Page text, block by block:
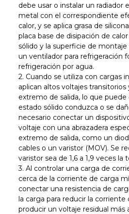
debe usar o instalar un radiador
metal con el correspondiente
calor, y se aplica grasa de
placa base de disipación de
sólido y la superficie de montaje
un ventilador para refrigeración
refrigeración por agua.
2. Cuando se utiliza con cargas
aplican altos voltajes
extremo de salida, lo que puede
estado sólido conduzca o se
necesario conectar un
voltaje con una abrazadera
extremo de salida, como un
cables o un varistor (MOV). Se
varistor sea de 1,6 a 1,9 veces la
3. Al controlar una carga de
cerca de la corriente de carga
conectar una resistencia de
la carga para reducir la corriente
producir un voltaje residual más